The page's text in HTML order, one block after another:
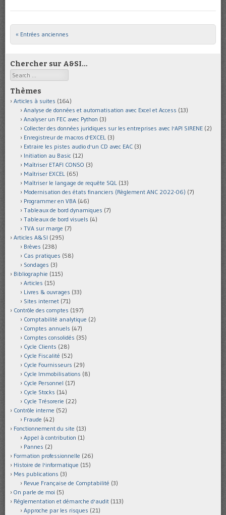
Post navigation
« Entrées anciennes
Chercher sur A&SI…
Search
Thèmes
Articles à suites (164)
Analyse de données et automatisation avec Excel et Access (13)
Analyser un FEC avec Python (3)
Collecter des données juridiques sur les entreprises avec l'API SIRENE (2)
Enregistreur de macros d'EXCEL (3)
Extraire les pistes audio d'un CD avec EAC (3)
Initiation au Basic (12)
Maîtriser ETAFI CONSO (3)
Maîtriser EXCEL (65)
Maîtriser le langage de requête SQL (13)
Modernisation des états financiers (Règlement ANC 2022-06) (7)
Programmer en VBA (46)
Tableaux de bord dynamiques (7)
Tableaux de bord visuels (4)
TVA sur marge (7)
Articles A&SI (295)
Brèves (238)
Cas pratiques (58)
Sondages (3)
Bibliographie (115)
Articles (15)
Livres & ouvrages (33)
Sites internet (71)
Contrôle des comptes (197)
Comptabilité analytique (2)
Comptes annuels (47)
Comptes consolidés (35)
Cycle Clients (28)
Cycle Fiscalité (52)
Cycle Fournisseurs (29)
Cycle Immobilisations (8)
Cycle Personnel (17)
Cycle Stocks (14)
Cycle Trésorerie (22)
Contrôle interne (52)
Fraude (42)
Fonctionnement du site (13)
Appel à contribution (1)
Pannes (2)
Formation professionnelle (26)
Histoire de l'informatique (15)
Mes publications (3)
Revue Française de Comptabilité (3)
On parle de moi (5)
Réglementation et démarche d'audit (113)
Approche par les risques (21)